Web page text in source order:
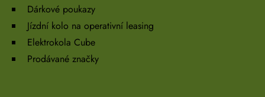
Dárkové poukazy
Jízdní kolo na operativní leasing
Elektrokola Cube
Prodávané značky